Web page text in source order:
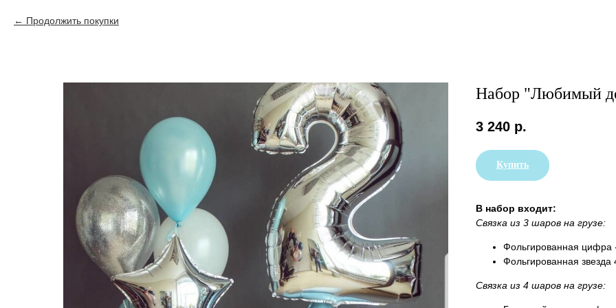
Продолжить покупки
Набор "Любимый
3 240 р.
Купить
В набор входит:
Связка из 3 шаров на грузе:
Фольгированная цифра
Фольгированная
Связка из 4 шаров на грузе: